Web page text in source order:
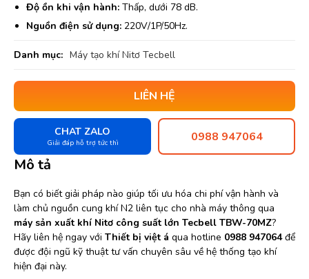
Độ ồn khi vận hành: Thấp, dưới 78 dB.
Nguồn điện sử dụng: 220V/1P/50Hz.
Danh mục: Máy tạo khí Nitơ Tecbell
LIÊN HỆ
CHAT ZALO
Giải đáp hỗ trợ tức thì 0988 947064
Mô tả
Bạn có biết giải pháp nào giúp tối ưu hóa chi phí vận hành và
làm chủ nguồn cung khí N2 liên tục cho nhà máy thông qua
máy sản xuất khí Nitơ công suất lớn Tecbell TBW-70MZ?
Hãy liên hệ ngay với Thiết bị việt á qua hotline 0988 947064để
được đội ngũ kỹ thuật tư vấn chuyên sâu về hệ thống tạo khí
hiện đại này.